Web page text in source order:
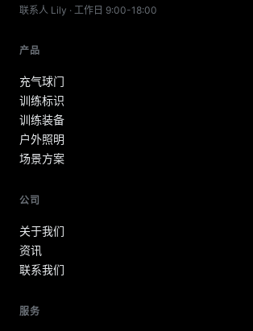
联系人 Lily · 工作日 9:00-18:00
产品
充气球门
训练标识
训练装备
户外照明
场景方案
公司
关于我们
资讯
联系我们
服务